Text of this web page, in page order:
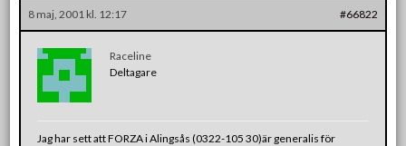
8 maj, 2001 kl. 12:17 #66822
Raceline
Deltagare
Jag har sett att FORZA i Alingsås (0322-105 30)är generalis för